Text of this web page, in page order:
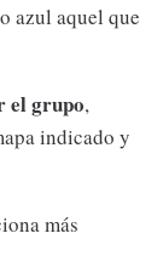
azul aquel que
el grupo,
indicado y
más